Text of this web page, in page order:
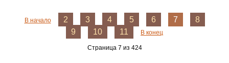
В начало 2 3 4 5 6 7
8
9
10 11 В конец
Страница 7 из 424